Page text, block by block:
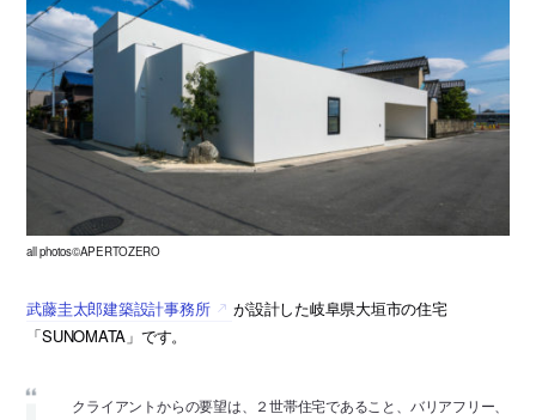
all photos©APERTOZERO
武藤圭太郎建築設計事務所
が設計した岐阜県大垣市の住宅
「SUNOMATA」です。
クライアントからの要望は、２世帯住宅であること、バリアフリー、